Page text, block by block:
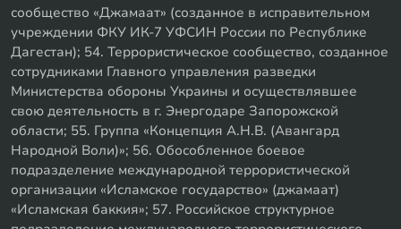
сообщество «Джамаат» (созданное в исправительном
учреждении ФКУ ИК-7 УФСИН России по Республике
Дагестан); 54. Террористическое сообщество, созданное
сотрудниками Главного управления разведки
Министерства обороны Украины и осуществлявшее
свою деятельность в г. Энергодаре Запорожской
области; 55. Группа «Концепция А.Н.В. (Авангард
Народной Воли)»; 56. Обособленное боевое
подразделение международной террористической
организации «Исламское государство» (джамаат)
«Исламская баккия»; 57. Российское структурное